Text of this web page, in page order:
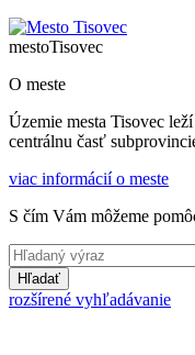
mestoTisovec
O meste
Územie mesta Tisovec
centrálnu časť
viac informácií o meste
S čím Vám môžeme
Hľadať
rozšírené vyhľadávanie